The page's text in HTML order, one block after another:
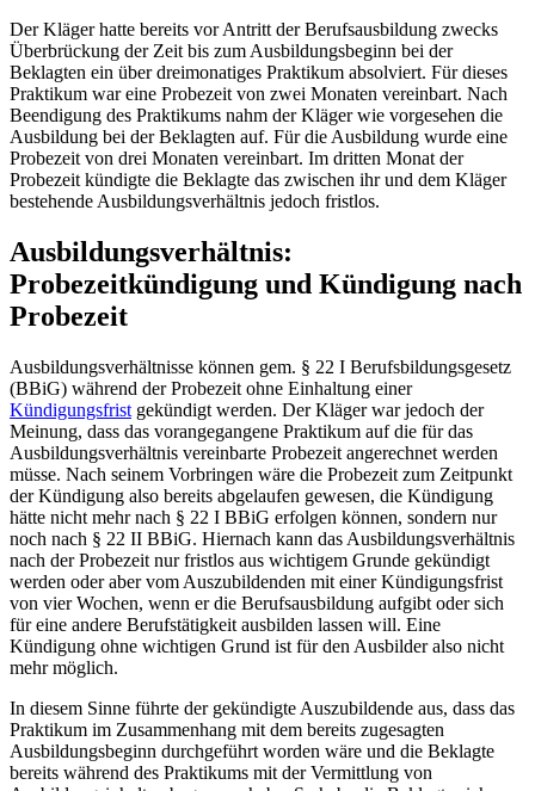
Der Kläger hatte bereits vor Antritt der Berufsausbildung zwecks
Überbrückung der Zeit bis zum Ausbildungsbeginn bei der
Beklagten ein über dreimonatiges Praktikum absolviert. Für dieses
Praktikum war eine Probezeit von zwei Monaten vereinbart. Nach
Beendigung des Praktikums nahm der Kläger wie vorgesehen die
Ausbildung bei der Beklagten auf. Für die Ausbildung wurde eine
Probezeit von drei Monaten vereinbart. Im dritten Monat der
Probezeit kündigte die Beklagte das zwischen ihr und dem Kläger
bestehende Ausbildungsverhältnis jedoch fristlos.
Ausbildungsverhältnis:
Probezeitkündigung und Kündigung nach
Probezeit
Ausbildungsverhältnisse können gem. § 22 I Berufsbildungsgesetz
(BBiG) während der Probezeit ohne Einhaltung einer
Kündigungsfrist gekündigt werden. Der Kläger war jedoch der
Meinung, dass das vorangegangene Praktikum auf die für das
Ausbildungsverhältnis vereinbarte Probezeit angerechnet werden
müsse. Nach seinem Vorbringen wäre die Probezeit zum Zeitpunkt
der Kündigung also bereits abgelaufen gewesen, die Kündigung
hätte nicht mehr nach § 22 I BBiG erfolgen können, sondern nur
noch nach § 22 II BBiG. Hiernach kann das Ausbildungsverhältnis
nach der Probezeit nur fristlos aus wichtigem Grunde gekündigt
werden oder aber vom Auszubildenden mit einer Kündigungsfrist
von vier Wochen, wenn er die Berufsausbildung aufgibt oder sich
für eine andere Berufstätigkeit ausbilden lassen will. Eine
Kündigung ohne wichtigen Grund ist für den Ausbilder also nicht
mehr möglich.
In diesem Sinne führte der gekündigte Auszubildende aus, dass das
Praktikum im Zusammenhang mit dem bereits zugesagten
Ausbildungsbeginn durchgeführt worden wäre und die Beklagte
bereits während des Praktikums mit der Vermittlung von